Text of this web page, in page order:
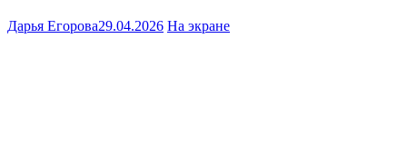
Дарья Егорова29.04.2026 На экране